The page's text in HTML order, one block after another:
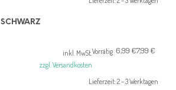
8,99 €
8,19 €.
SCHWARZ
7,99 €
Ursprünglicher
7,99 €
6,99 €
Aktueller
6,99 €.
Vorrätig
inkl. MwSt.
zzgl. Versandkosten
Lieferzeit:2 – 3 Werktagen